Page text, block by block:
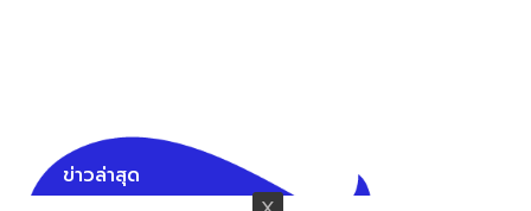
ข่าวล่าสุด